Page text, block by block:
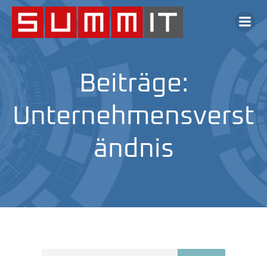
Beiträge:
Unternehmensverst
ändnis